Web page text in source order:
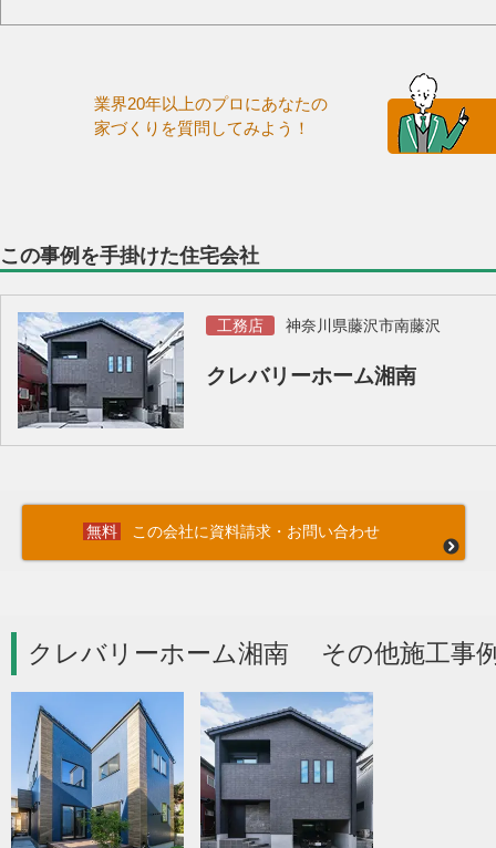
業界20年以上のプロにあなたの
家づくりを質問してみよう！
この事例を手掛けた住宅会社
工務店 神奈川県藤沢市南藤沢
クレバリーホーム湘南
この会社に資料請求・お問い合わせ
クレバリーホーム湘南 その他施工事